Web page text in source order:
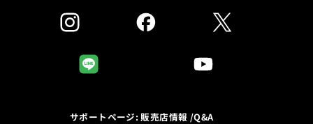
サポートページ: 販売店情報 /Q&A